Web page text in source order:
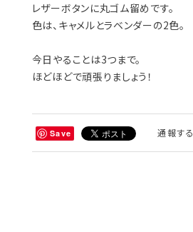
レザーボタンに丸ゴム留めです。
色は、キャメルとラベンダーの2色。
今日やることは3つまで。
ほどほどで頑張りましょう！
Save 通報する